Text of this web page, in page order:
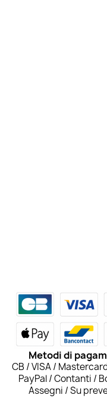
Metodi di
CB / VISA /
PayPal / Contanti /
Assegni / Su